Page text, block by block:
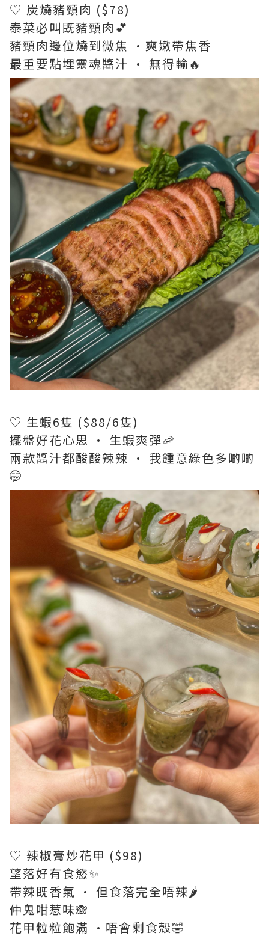
♡ 炭燒豬頸肉 ($78)
泰菜必叫既豬頸肉💕
豬頸肉邊位燒到微焦 ·爽嫩帶焦香
最重要點埋靈魂醬汁 · 無得輸🔥
♡ 生蝦6隻 ($88/6隻)
擺盤好花心思 · 生蝦爽彈🦐
兩款醬汁都酸酸辣辣 · 我鍾意綠色多啲啲
🤭
♡ 辣椒膏炒花甲 ($98)
望落好有食慾✨
帶辣既香氣 · 但食落完全唔辣🌶
仲鬼咁惹味🙈
花甲粒粒飽滿 ·唔會剩食殼🤣